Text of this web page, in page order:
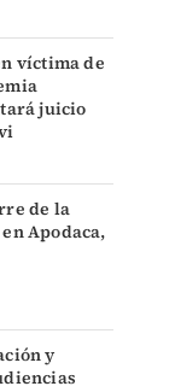
víctima de
juicio
de la
Apodaca,
y